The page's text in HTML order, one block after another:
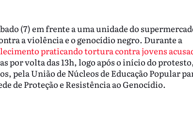
(7) em frente a uma unidade do
a violência e o genocídio negro. Durante a
praticando tortura contra jovens
por volta das 13h, logo após o início do protesto,
pela União de Núcleos de Educação Popular
de Proteção e Resistência ao Genocídio.